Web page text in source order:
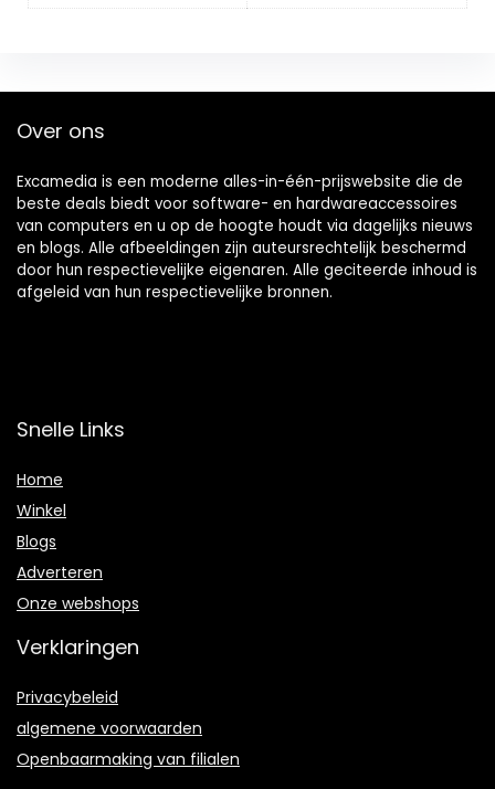
Over ons
Excamedia is een moderne alles-in-één-prijswebsite die de
beste deals biedt voor software- en hardwareaccessoires
van computers en u op de hoogte houdt via dagelijks nieuws
en blogs. Alle afbeeldingen zijn auteursrechtelijk beschermd
door hun respectievelijke eigenaren. Alle geciteerde inhoud is
afgeleid van hun respectievelijke bronnen.
Snelle Links
Home
Winkel
Blogs
Adverteren
Onze webshops
Verklaringen
Privacybeleid
algemene voorwaarden
Openbaarmaking van filialen